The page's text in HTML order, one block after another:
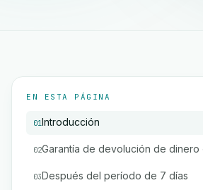
EN ESTA PÁGINA
01Introducción
02Garantía de devolución de dinero
03Después del período de 7 días